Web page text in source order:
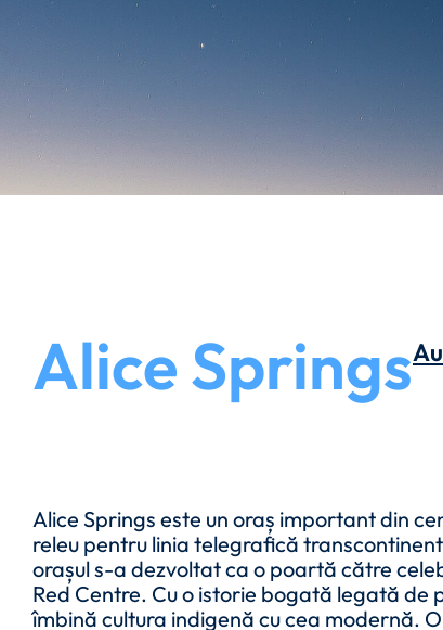
Alice Springs
Alice Springs este un oraș important din
releu pentru linia telegrafică
orașul s-a dezvoltat ca o poartă către
Red Centre. Cu o istorie bogată legată
îmbină cultura indigenă cu cea modernă.